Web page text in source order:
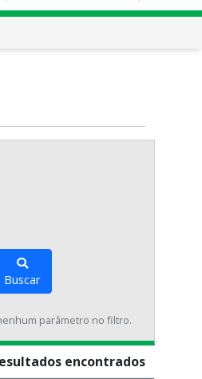
Buscar
parâmetro no filtro.
encontrados